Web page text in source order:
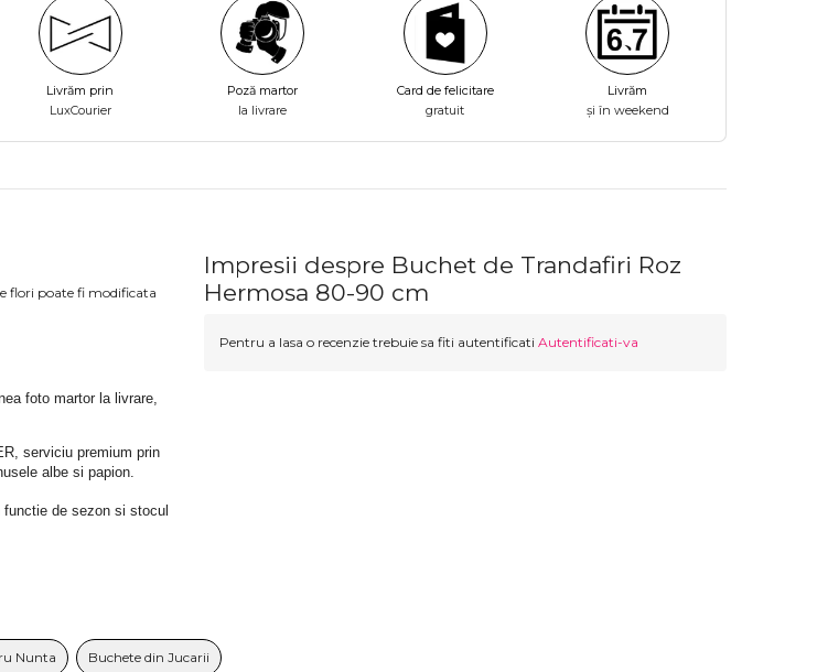
Livrăm prin
LuxCourier
Poză martor
la livrare
Card de felicitare
gratuit
Livrăm
și în weekend
flori poate fi modificata
foto martor la livrare,
serviciu premium prin
albe si papion.
de sezon si stocul
Impresii despre Buchet de Trandafiri Roz
Hermosa 80-90 cm
Pentru a lasa o recenzie trebuie sa fiti autentificati Autentificati-va
Nunta Buchete din Jucarii